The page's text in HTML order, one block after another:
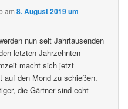
am8. August 2019 um
nun seit Jahrtausenden
letzten Jahrzehnten
macht sich jetzt
auf den Mond zu schießen.
die Gärtner sind echt